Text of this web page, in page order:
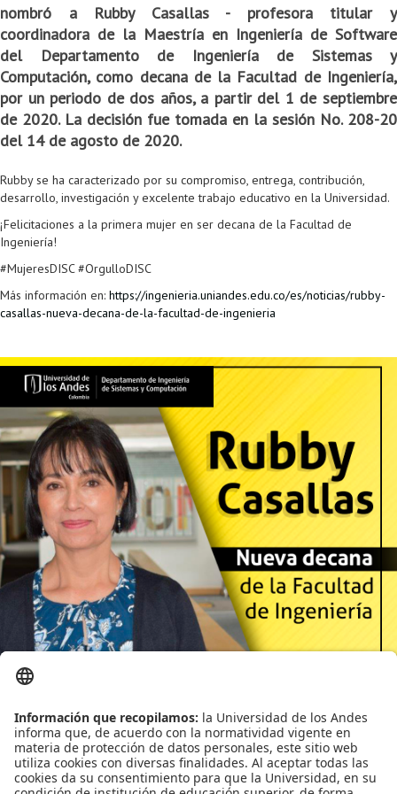
nombró a Rubby Casallas - profesora titular y
coordinadora de la Maestría en Ingeniería de Software
del Departamento de Ingeniería de Sistemas y
Computación, como decana de la Facultad de Ingeniería,
por un periodo de dos años, a partir del 1 de septiembre
de 2020. La decisión fue tomada en la sesión No. 208-20
del 14 de agosto de 2020.
Rubby se ha caracterizado por su compromiso, entrega, contribución,
desarrollo, investigación y excelente trabajo educativo en la Universidad.
¡Felicitaciones a la primera mujer en ser decana de la Facultad de
Ingeniería!
#MujeresDISC #OrgulloDISC
Más información en: https://ingenieria.uniandes.edu.co/es/noticias/rubby-
casallas-nueva-decana-de-la-facultad-de-ingenieria
Leído3329 Tiempo Última modificación Martes, 18 Agosto 2020 10:46
Convocatoria ISIS
Convocatoria IA
Oportunidades
Información general
Opciones académicas
TI en las Organizaciones
Computación Visual
Profesores
Acreditaciones
Internacionalización
Cursos electivos
Electivas reguladas
Electivas profesionales
Oferta de cursos periodo intersemestral
Procesos administrativos
Doble programa
Doble titulación
Examen Saber Pro
Intercambios académicos
Ofertas
Práctica social
Proyecto de grado
Reingreso
Reintegro
Retiro voluntario
Transferencia
Tarifas
Grado
Movilidad Estudiantil (Intercambio)
Reingreso
Reintegro
Retiro Voluntario
Trasnferencia Interna
Intercambio Is-Link
Grado
Reglamento General de Estudiantes de Maestría RGEMa
Bienestar institucional
Oferta de cursos
Convocatorias
Maestría en Gerencia de Tecnologías de Información (MAIT)
Maestría en Arquitectura de Tecnologías de Información
(MATI)
Maestría en Biología Computacional (MBC)
(MBIT)
Maestría en Seguridad de la Información (MESI)
Maestría en Ingeniería de Información (MINE)
Maestría en Ingeniería de Sistemas y Computación (MISIS)
Escuela Internacional de Verano
Instructores
Asistentes Postdoctorales
Profesores Adjuntos
Coordinadores generales
Gestores
Personal de apoyo
Personal de laboratorios
Ofertas Laborales
Emprendedores e Innovadores
TICSw
Colaboratorio de Interacción, Visualización, Robótica y Sistemas
Autónomos
Laboratorio de Arquitecturas Empresariales
Laboratorio de Conectividad y Redes
Laboratorio de Informática Forense
Laboratorio de Ingeniería de Información - Códice
Laboratorios de Propósito General
Laboratorios de Seguridad de la Información
Protocolo de bioseguridad